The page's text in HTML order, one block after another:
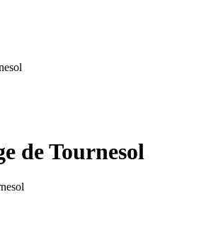
de Tournesol